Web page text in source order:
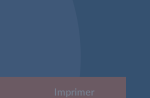
Imprimer